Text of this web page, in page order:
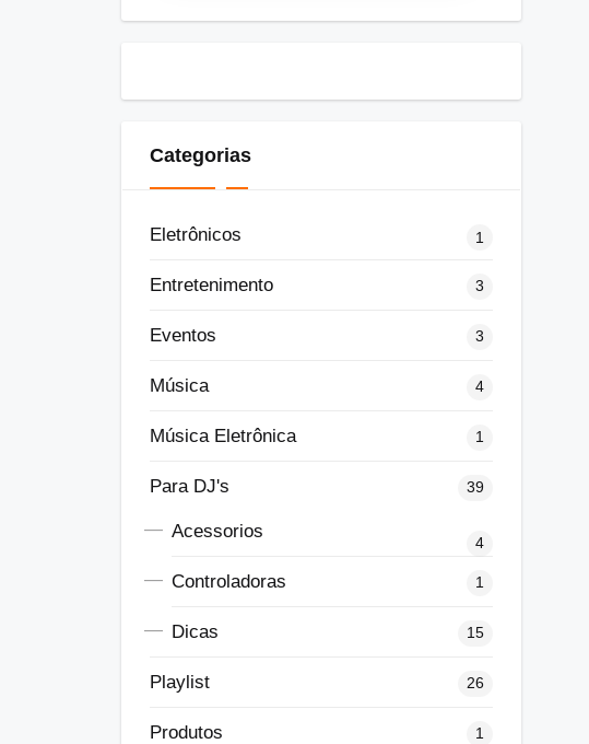
Categorias
Eletrônicos 1
Entretenimento 3
Eventos 3
Música 4
Música Eletrônica 1
Para DJ's 39
Acessorios
4
Controladoras 1
Dicas 15
Playlist 26
Produtos 1